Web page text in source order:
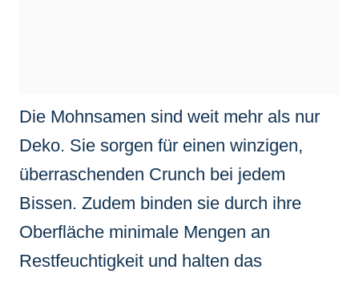
Die Mohnsamen sind weit mehr als nur
Deko. Sie sorgen für einen winzigen,
überraschenden Crunch bei jedem
Bissen. Zudem binden sie durch ihre
Oberfläche minimale Mengen an
Restfeuchtigkeit und halten das